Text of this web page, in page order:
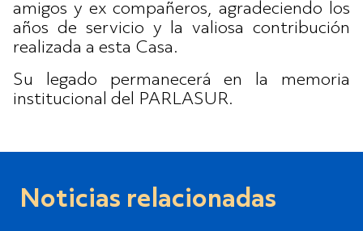
amigos y ex compañeros, agradeciendo los
años de servicio y la valiosa contribución
realizada a esta Casa.
Su legado permanecerá en la memoria
institucional del PARLASUR.
Noticias relacionadas